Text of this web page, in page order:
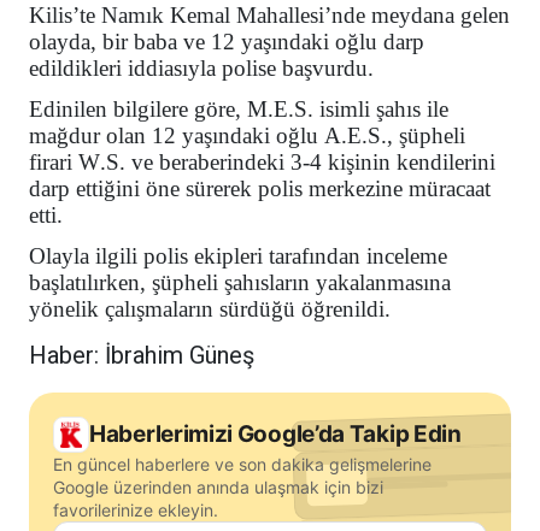
Kilis’te Namık Kemal Mahallesi’nde meydana gelen
olayda, bir baba ve 12 yaşındaki oğlu darp
edildikleri iddiasıyla polise başvurdu.
Edinilen bilgilere göre, M.E.S. isimli şahıs ile
mağdur olan 12 yaşındaki oğlu A.E.S., şüpheli
firari W.S. ve beraberindeki 3-4 kişinin kendilerini
darp ettiğini öne sürerek polis merkezine müracaat
etti.
Olayla ilgili polis ekipleri tarafından inceleme
başlatılırken, şüpheli şahısların yakalanmasına
yönelik çalışmaların sürdüğü öğrenildi.
Haber: İbrahim Güneş
Haberlerimizi Google’da Takip Edin
En güncel haberlere ve son dakika gelişmelerine
Google üzerinden anında ulaşmak için bizi
favorilerinize ekleyin.